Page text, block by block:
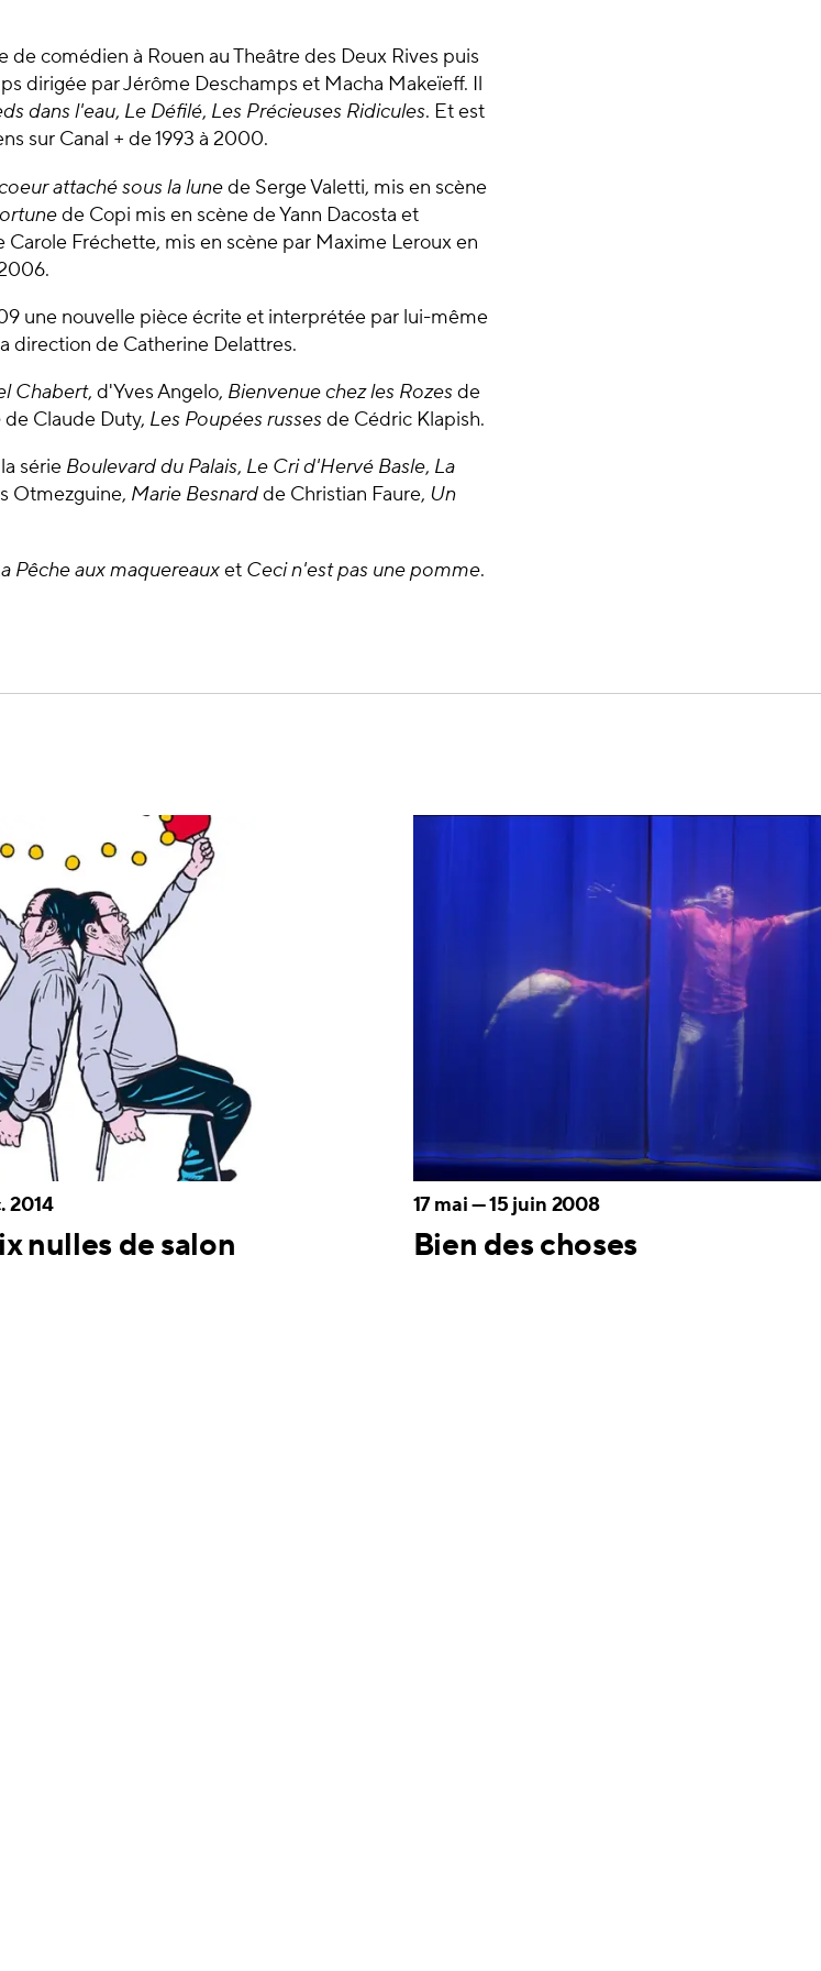
de comédien à Rouen au Theâtre des Deux Rives puis
dirigée par Jérôme Deschamps et Macha Makeïeff. Il
dans l'eau, Le Défilé, Les Précieuses Ridicules. Et est
sur Canal + de 1993 à 2000.
attaché sous la lunede Serge Valetti, mis en scène
de Copi mis en scène de Yann Dacosta et
Carole Fréchette, mis en scène par Maxime Leroux en
une nouvelle pièce écrite et interprétée par lui-même
direction de Catherine Delattres.
Chabert, d'Yves Angelo, Bienvenue chez les Rozesde
de Claude Duty, Les Poupées russesde Cédric Klapish.
série Boulevard du Palais, Le Cri d'Hervé Basle, La
Otmezguine, Marie Besnardde Christian Faure, Un
Pêche aux maquereauxet Ceci n'est pas une pomme.
nulles de salon
2014
Bien des choses
17 mai—15 juin 2008